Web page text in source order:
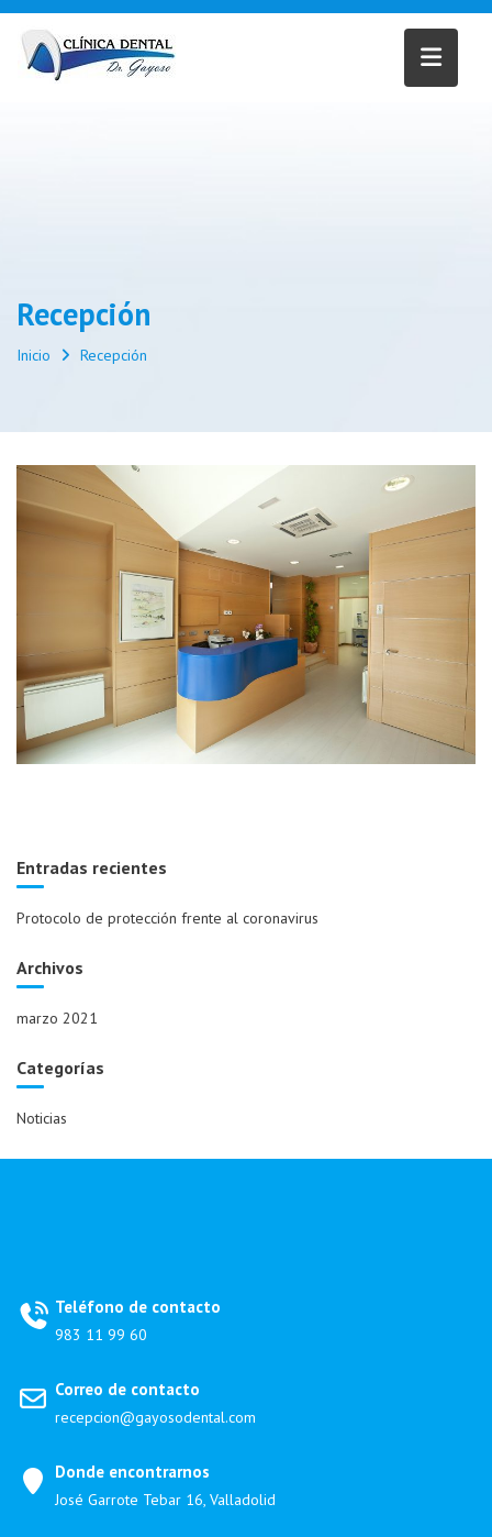
Saltar
contenido
Recepción
Inicio Recepción
Entradas recientes
Protocolo de protección frente al coronavirus
Archivos
marzo 2021
Categorías
Noticias
Teléfono de contacto
983 11 99 60
Correo de contacto
recepcion@gayosodental.com
Donde encontrarnos
José Garrote Tebar 16, Valladolid